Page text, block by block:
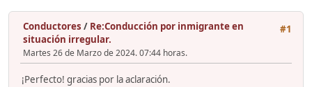
#1
Conductores / Re:Conducción por inmigrante en
situación irregular.
Martes 26 de Marzo de 2024. 07:44 horas.
¡Perfecto! gracias por la aclaración.